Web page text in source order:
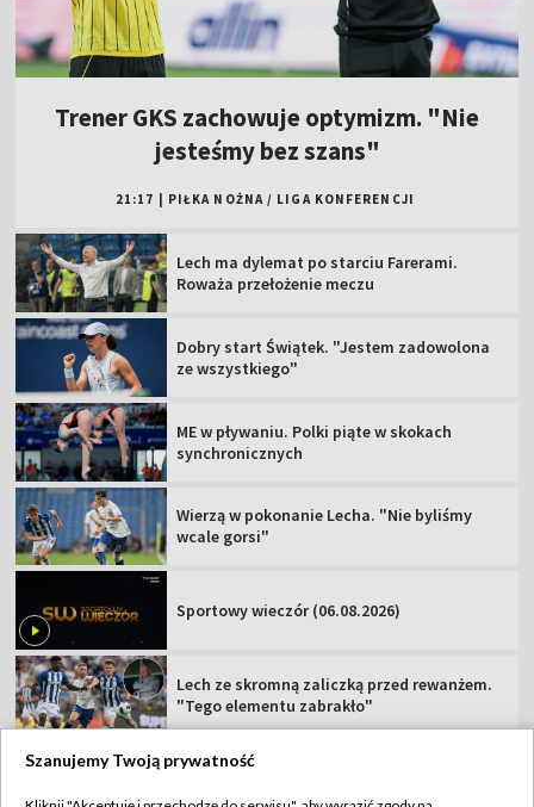
Trener GKS zachowuje optymizm. "Nie
jesteśmy bez szans"
21:17 PIŁKA NOŻNA / LIGA KONFERENCJI
Lech ma dylemat po starciu Farerami.
Roważa przełożenie meczu
Dobry start Świątek. "Jestem zadowolona
ze wszystkiego"
ME w pływaniu. Polki piąte w skokach
synchronicznych
Wierzą w pokonanie Lecha. "Nie byliśmy
wcale gorsi"
Sportowy wieczór (06.08.2026)
Lech ze skromną zaliczką przed rewanżem.
"Tego elementu zabrakło"
Szanujemy Twoją prywatność